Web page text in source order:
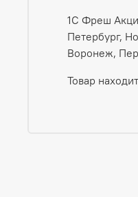
1С Фреш
Петербург,
Воронеж,
Товар